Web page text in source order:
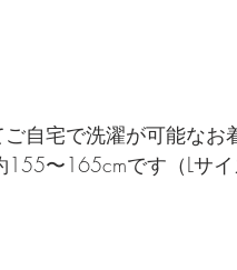
自宅で洗濯が可能なお
〜165cmです（Lサ